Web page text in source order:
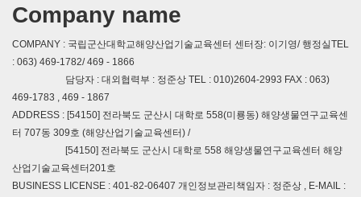
Company name
COMPANY : 국립군산대학교해양산업기술교육센터 센터장: 이기영/ 행정실TEL
: 063) 469-1782/ 469 - 1866
담당자 : 대외협력부 : 정준상 TEL : 010)2604-2993 FAX : 063)
469-1783 , 469 - 1867
ADDRESS : [54150] 전라북도 군산시 대학로 558(미룡동) 해양생물연구교육센
터 707동 309호 (해양산업기술교육센터) /
[54150] 전라북도 군산시 대학로 558 해양생물연구교육센터 해양
산업기술교육센터201호
BUSINESS LICENSE : 401-82-06407 개인정보관리책임자 : 정준상 , E-MAIL :